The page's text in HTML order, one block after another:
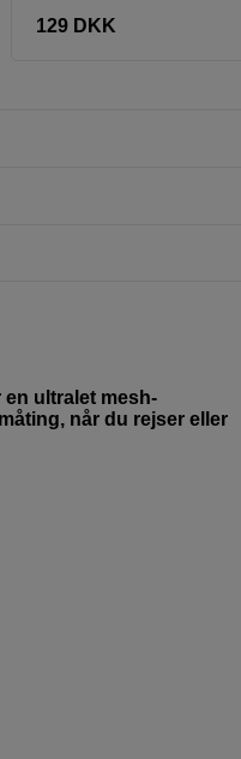
129 DKK
ultralet mesh-
når du rejser eller